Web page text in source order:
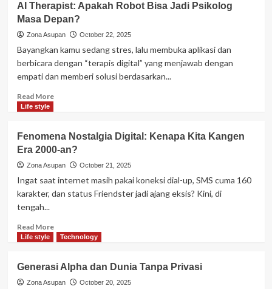
Manusia:
Harapan
Ilmiah
atau
Etika?
AI Therapist: Apakah Robot Bisa Jadi Psikolog
Masa Depan?
Zona Asupan October 22, 2025
Bayangkan kamu sedang stres, lalu membuka aplikasi dan
berbicara dengan “terapis digital” yang menjawab dengan
empati dan memberi solusi berdasarkan...
Read MoreRead
Therapist:
Apakah
Robot
Bisa
Psikolog
Life style
Fenomena Nostalgia Digital: Kenapa Kita Kangen
Era 2000-an?
Zona Asupan October 21, 2025
Ingat saat internet masih pakai koneksi dial-up, SMS cuma 160
karakter, dan status Friendster jadi ajang eksis? Kini, di
tengah...
Read MoreRead
more
Nostalgia
Digital:
Life style Technology
Generasi Alpha dan Dunia Tanpa Privasi
Zona Asupan October 20, 2025